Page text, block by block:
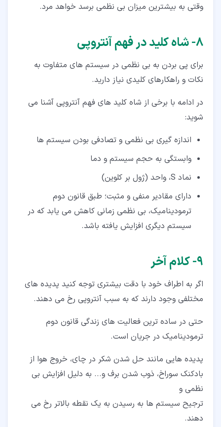
وقتی به بیشترین میزان بی نظمی برسد خواهد مرد.
۸‏- شاه کلید در فهم آنتروپی
برای پی بردن به بی نظمی در سیستم های متفاوت به
نکات و راهکارهای کلیدی نیاز دارید.
در ادامه با برخی از شاه کلید های فهم آنتروپی آشنا می
شوید:
اندازه گیری بی نظمی و تصادفی بودن سیستم ها
وابستگی به حجم سیستم و دما
نماد S، واحد (ژول بر کلوین)
دارای مقادیر منفی و مثبت؛ طبق قانون دوم
ترمودینامیک، بی نظمی زمانی کاهش می یابد که در
سیستم دیگری افزایش یافته باشد.
۹‏- کلام آخر
اگر به اطراف خود با دقت بیشتری توجه کنید پدیده های
مختلفی وجود دارند که به سبب آنتروپی رخ می دهند.
حتی در ساده ترین فعالیت های زندگی قانون دوم
ترمودینامیک در جریان است.
پدیده هایی مانند حل شدن شکر در چای، خروج هوا از
بادکنک سوراخ، ذوب شدن برف و... به دلیل افزایش بی
نظمی و
ترجیح سیستم ها به رسیدن به یک نقطه بالاتر رخ می
دهند.